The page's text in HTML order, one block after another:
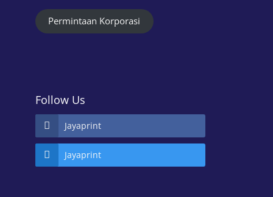
Permintaan Korporasi
Follow Us
Jayaprint
Jayaprint